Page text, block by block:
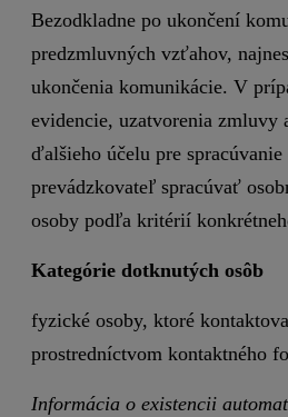
Bezodkladne po ukončení
predzmluvných vzťahov,
ukončenia komunikácie. V
evidencie, uzatvorenia zmluvy
ďalšieho účelu pre
prevádzkovateľ spracúvať
osoby podľa kritérií
Kategórie dotknutých osôb
fyzické osoby, ktoré
prostredníctvom kontaktného
Informácia o existencii